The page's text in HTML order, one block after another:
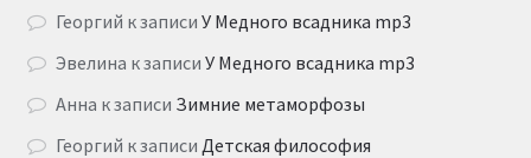
Георгий к записиУ Медного всадника mp3
Эвелина к записиУ Медного всадника mp3
Анна к записи Зимние метаморфозы
Георгий к записи Детская философия